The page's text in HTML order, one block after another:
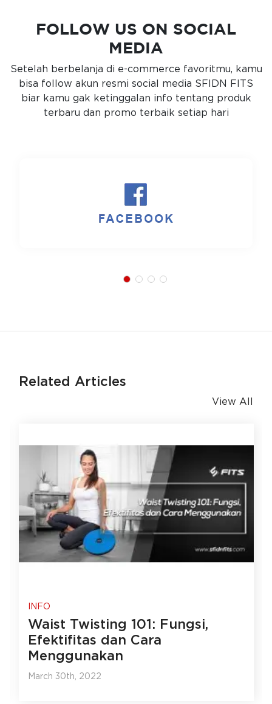
FOLLOW US ON SOCIAL
MEDIA
Setelah berbelanja di e-commerce favoritmu, kamu
bisa follow akun resmi social media SFIDN FITS
biar kamu gak ketinggalan info tentang produk
terbaru dan promo terbaik setiap hari
Related Articles
View All
INFO
Waist Twisting 101: Fungsi,
Efektifitas dan Cara
Menggunakan
March 30th, 2022